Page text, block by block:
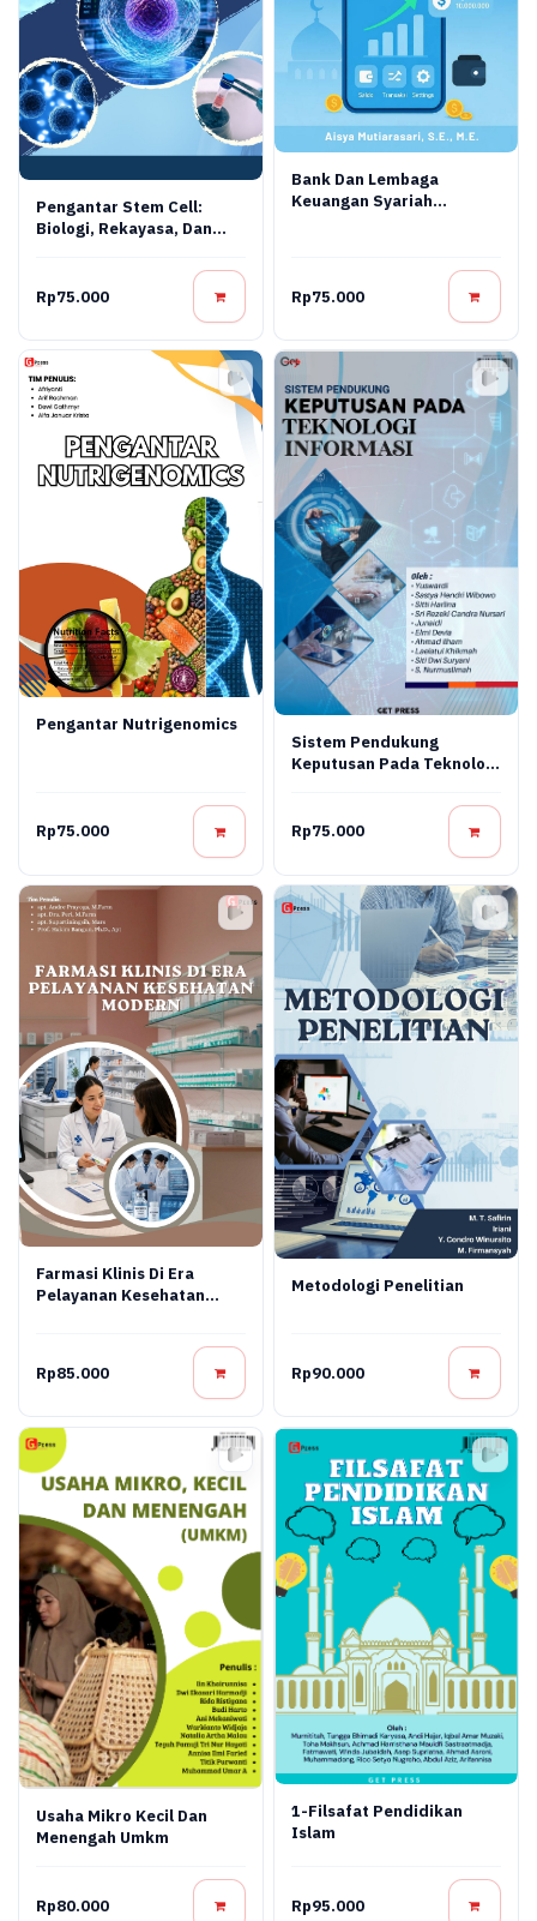
Pengantar Stem Cell:
Biologi, Rekayasa, Dan
Rp75.000
Bank Dan Lembaga
Keuangan Syariah
Rp75.000
Pengantar Nutrigenomics
Rp75.000
Sistem Pendukung
Keputusan Pada Teknologi
Rp75.000
Farmasi Klinis Di Era
Pelayanan Kesehatan
Rp85.000
Metodologi Penelitian
Rp90.000
Usaha Mikro Kecil Dan
Menengah Umkm
Rp80.000
1-Filsafat Pendidikan
Islam
Rp95.000